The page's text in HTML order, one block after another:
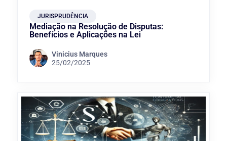
JURISPRUDÊNCIA
Mediação na Resolução de Disputas:
Benefícios e Aplicações na Lei
Vinicius Marques
25/02/2025